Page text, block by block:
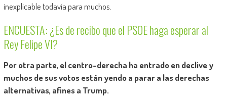
inexplicable todavía para muchos.
ENCUESTA: ¿Es de recibo que el PSOE haga esperar al
Rey Felipe VI?
Por otra parte, el centro-derecha ha entrado en declive y
muchos de sus votos están yendo a parar a las derechas
alternativas, afines a Trump.